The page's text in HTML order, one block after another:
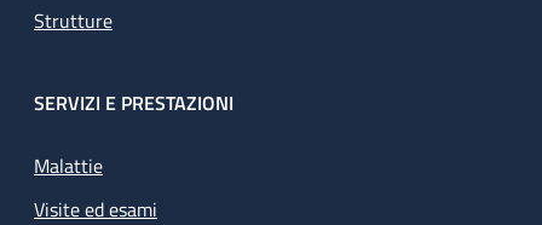
Strutture
SERVIZI E PRESTAZIONI
Malattie
Visite ed esami